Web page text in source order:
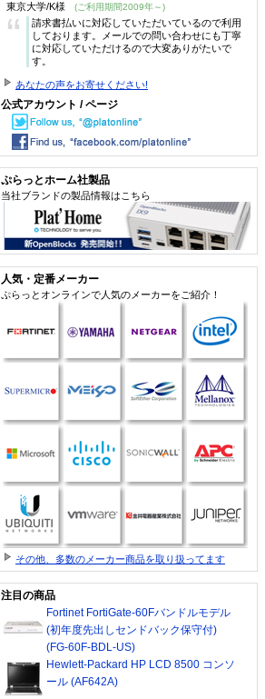
東京大学/K様 (ご利用期間2009年～)
“
請求書払いに対応していただいているので利用
しております。メールでの問い合わせにも丁寧
に対応していただけるので大変ありがたいで
す。
あなたの声をお寄せください!
公式アカウント / ページ
ぷらっとホーム社製品
当社ブランドの製品情報はこちら
人気・定番メーカー
ぷらっとオンラインで人気のメーカーをご紹介！
その他、多数のメーカー商品を取り扱ってます
注目の商品
Fortinet FortiGate-60Fバンドルモデル
(初年度先出しセンドバック保守付)
(FG-60F-BDL-US)
Hewlett-Packard HP LCD 8500 コンソ
ール (AF642A)